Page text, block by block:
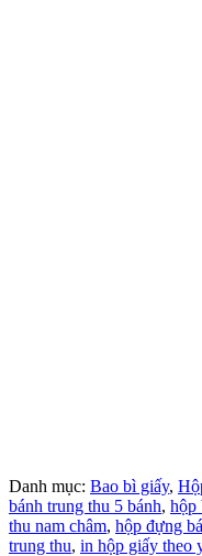
Danh mục: Bao bì giấy,
bánh trung thu 5 bánh, hộp
thu nam châm, hộp đựng
trung thu, in hộp giấy theo